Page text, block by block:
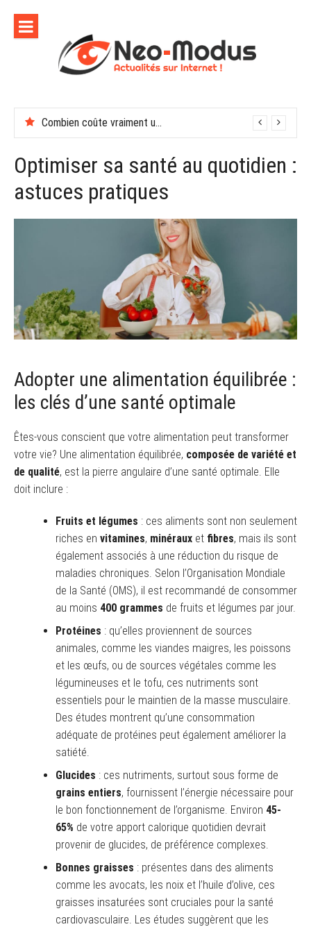
contenu
Combien coûte vraiment une soirée de récompenses en entreprise
En finir avec les moustiques cet été
Optimiser sa santé au quotidien :
astuces pratiques
Adopter une alimentation équilibrée :
les clés d’une santé optimale
Êtes-vous conscient que votre alimentation peut transformer
votre vie? Une alimentation équilibrée, composée de variété et
de qualité, est la pierre angulaire d’une santé optimale. Elle
doit inclure :
Fruits et légumes : ces aliments sont non seulement
riches en vitamines, minéraux et fibres, mais ils sont
également associés à une réduction du risque de
maladies chroniques. Selon l’Organisation Mondiale
de la Santé (OMS), il est recommandé de consommer
au moins 400 grammes de fruits et légumes par jour.
Protéines : qu’elles proviennent de sources
animales, comme les viandes maigres, les poissons
et les œufs, ou de sources végétales comme les
légumineuses et le tofu, ces nutriments sont
essentiels pour le maintien de la masse musculaire.
Des études montrent qu’une consommation
adéquate de protéines peut également améliorer la
satiété.
Glucides : ces nutriments, surtout sous forme de
grains entiers, fournissent l’énergie nécessaire pour
le bon fonctionnement de l’organisme. Environ 45-
65% de votre apport calorique quotidien devrait
provenir de glucides, de préférence complexes.
Bonnes graisses : présentes dans des aliments
comme les avocats, les noix et l’huile d’olive, ces
graisses insaturées sont cruciales pour la santé
cardiovasculaire. Les études suggèrent que les